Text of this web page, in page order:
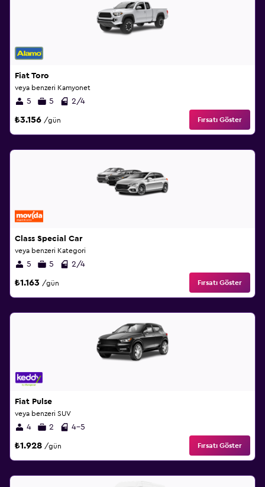
Fiat Toro
veya benzeri Kamyonet
5 5 2/4
₺3.156 /gün Fırsatı Göster
Class Special Car
veya benzeri Kategori
5 5 2/4
₺1.163 /gün Fırsatı Göster
Fiat Pulse
veya benzeri SUV
4 2 4-5
₺1.928 /gün Fırsatı Göster